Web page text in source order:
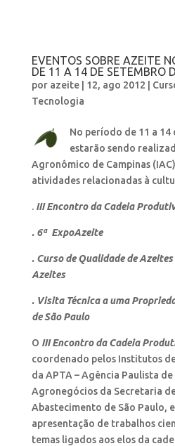
EVENTOS SOBRE AZEITE
DE 11 A 14 DE SETEMBRO
por azeite| 12, ago 2012
Tecnologia
No período de 11 a 14
estarão sendo
Agronômico de Campinas
atividades relacionadas à
. III Encontro da Cadeia
. 6ª ExpoAzeite
. Curso de Qualidade de
Azeites
. Visita Técnica a uma
de São Paulo
O III Encontro da Cadeia
coordenado pelos Institutos
da APTA – Agência Paulista
Agronegócios da Secretaria
Abastecimento de São Paulo,
apresentação de trabalhos
temas ligados aos elos da